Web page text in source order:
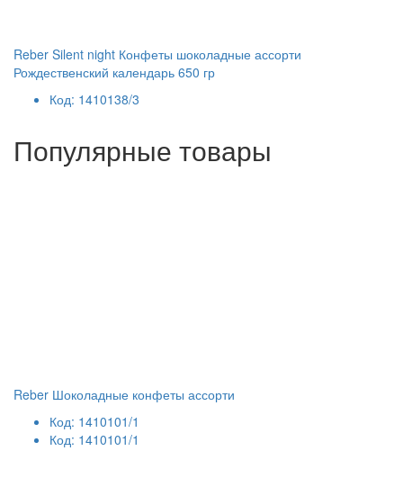
Reber Silent night Конфеты шоколадные ассорти
Рождественский календарь 650 гр
Код: 1410138/3
Популярные товары
Reber Шоколадные конфеты ассорти
Код: 1410101/1
Код: 1410101/1